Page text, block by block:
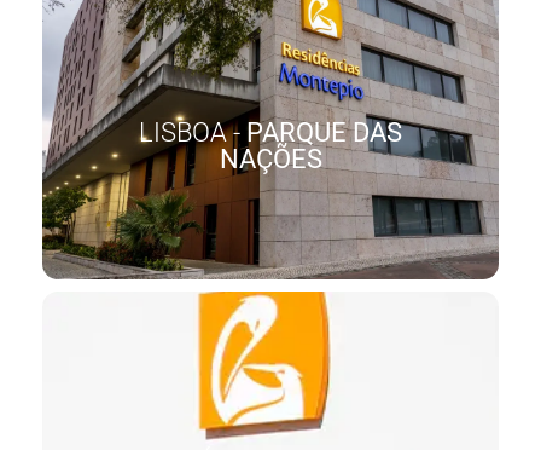
LISBOA - PARQUE DAS
NAÇÕES